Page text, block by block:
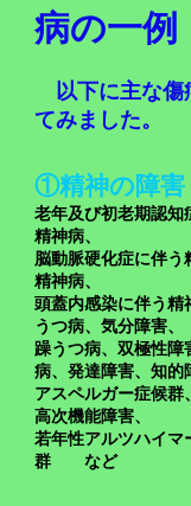
病の一例
以下に主な
てみました。
①精神の障害
老年及び初老期認知
精神病、
脳動脈硬化症に伴
精神病、
頭蓋内感染に伴う精
うつ病、気分障害、
躁うつ病、双極性障
病、発達障害、知的
アスペルガー症候群
高次機能障害、
若年性アルツハイマ
群 など